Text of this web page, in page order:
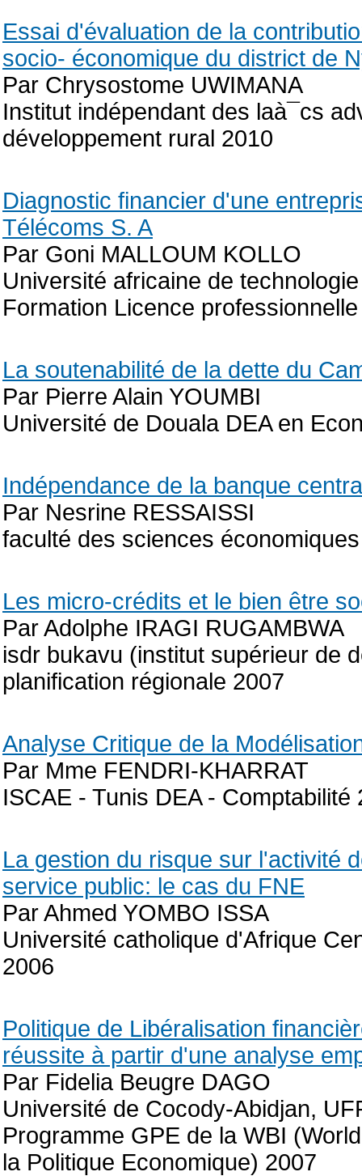
Essai d'évaluation de la
socio- économique du district de
Par Chrysostome UWIMANA
Institut indépendant des laà¯cs
développement rural 2010
Diagnostic financier d'une
Télécoms S. A
Par Goni MALLOUM KOLLO
Université africaine de
Formation Licence
La soutenabilité de la dette du
Par Pierre Alain YOUMBI
Université de Douala DEA en
Indépendance de la banque
Par Nesrine RESSAISSI
faculté des sciences
Les micro-crédits et le bien être
Par Adolphe IRAGI RUGAMBWA
isdr bukavu (institut supérieur de
planification régionale 2007
Analyse Critique de la
Par Mme FENDRI-KHARRAT
ISCAE - Tunis DEA - Comptabilité
La gestion du risque sur l'activité
service public: le cas du FNE
Par Ahmed YOMBO ISSA
Université catholique d'Afrique
2006
Politique de Libéralisation
réussite à partir d'une analyse
Par Fidelia Beugre DAGO
Université de Cocody-Abidjan,
Programme GPE de la WBI
la Politique Economique) 2007